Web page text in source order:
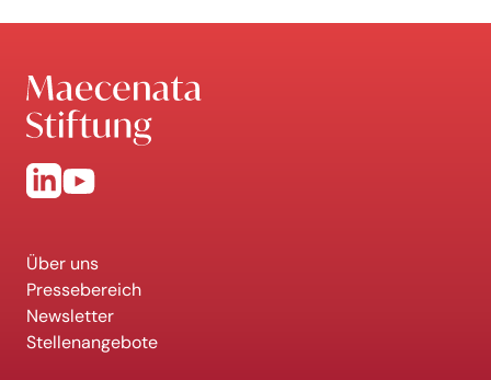
Über uns
Pressebereich
Newsletter
Stellenangebote